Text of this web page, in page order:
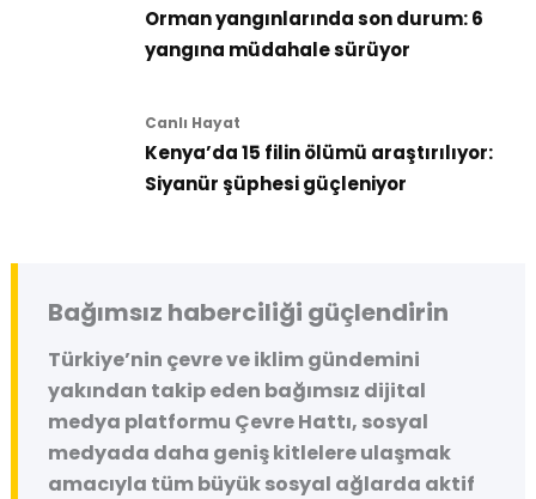
Orman yangınlarında son durum: 6
yangına müdahale sürüyor
Canlı Hayat
Kenya’da 15 filin ölümü araştırılıyor:
Siyanür şüphesi güçleniyor
Bağımsız haberciliği güçlendirin
Türkiye’nin çevre ve iklim gündemini
yakından takip eden bağımsız dijital
medya platformu Çevre Hattı, sosyal
medyada daha geniş kitlelere ulaşmak
amacıyla tüm büyük sosyal ağlarda aktif